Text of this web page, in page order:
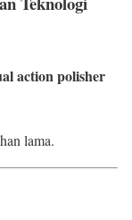
action polisher
lama.